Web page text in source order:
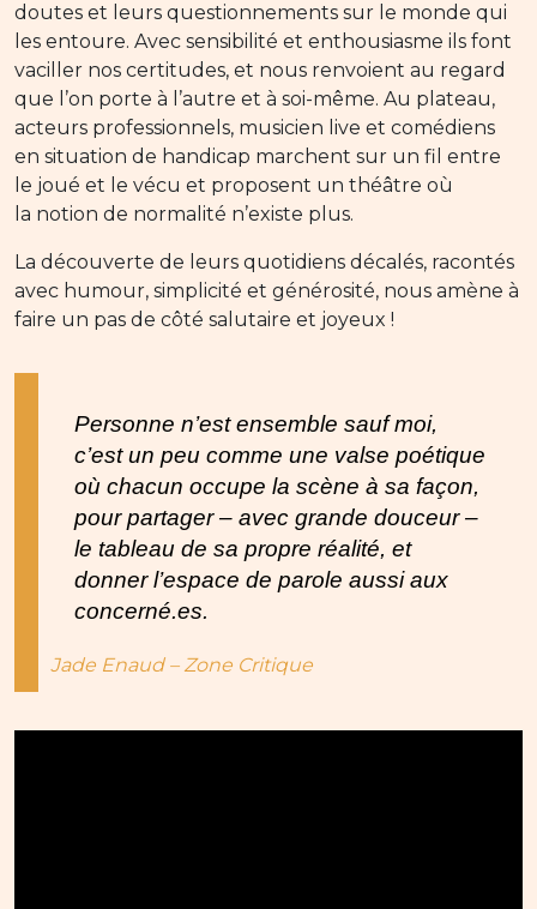
doutes et leurs questionnements sur le monde qui
les entoure. Avec sensibilité et enthousiasme ils font
vaciller nos certitudes, et nous renvoient au regard
que l’on porte à l’autre et à soi-même. Au plateau,
acteurs professionnels, musicien live et comédiens
en situation de handicap marchent sur un fil entre
le joué et le vécu et proposent un théâtre où
la notion de normalité n’existe plus.
La découverte de leurs quotidiens décalés, racontés
avec humour, simplicité et générosité, nous amène à
faire un pas de côté salutaire et joyeux !
Personne n’est ensemble sauf moi,
c’est un peu comme une valse poétique
où chacun occupe la scène à sa façon,
pour partager – avec grande douceur –
le tableau de sa propre réalité, et
donner l’espace de parole aussi aux
concerné.es.
Jade Enaud – Zone Critique